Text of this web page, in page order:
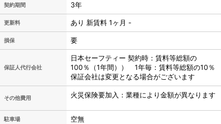
契約期間 3年
更新料 あり 新賃料 1ヶ月 -
損保 要
保証人代行会社
日本セーフティー 契約時：賃料等総額の
100％（1年間）） 1年毎：賃料等総額の10％
保証会社は変更となる場合がございます
その他費用 火災保険要加入：業種により金額が異なります
駐車場 空無